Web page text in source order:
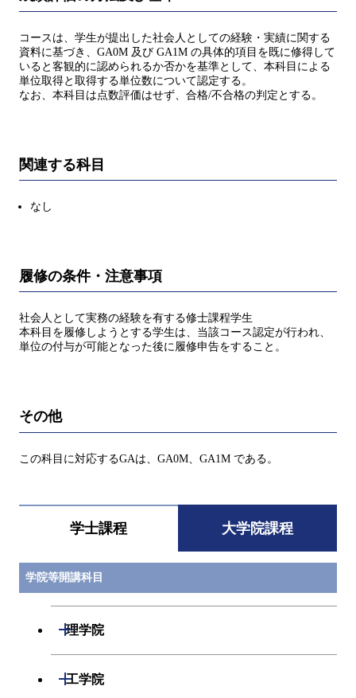
コースは、学生が提出した社会人としての経験・実績に関する
資料に基づき、GA0M 及び GA1M の具体的項目を既に修得して
いると客観的に認められるか否かを基準として、本科目による
単位取得と取得する単位数について認定する。
なお、本科目は点数評価はせず、合格/不合格の判定とする。
関連する科目
なし
履修の条件・注意事項
社会人として実務の経験を有する修士課程学生
本科目を履修しようとする学生は、当該コース認定が行われ、
単位の付与が可能となった後に履修申告をすること。
その他
この科目に対応するGAは、GA0M、GA1M である。
学士課程 大学院課程
学院等開講科目
理学院
開閉
工学院
開閉